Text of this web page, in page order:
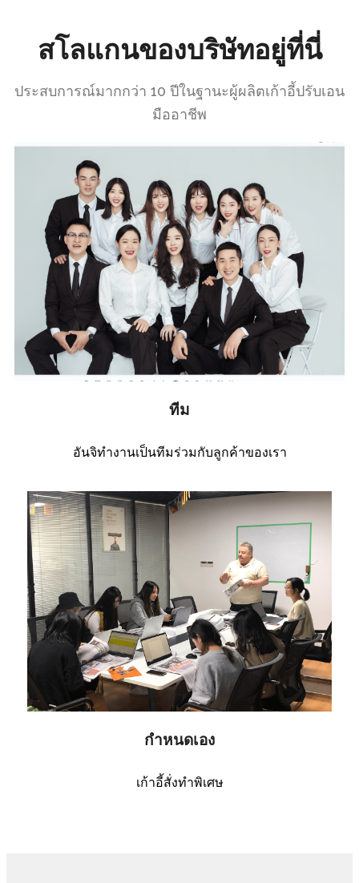
สโลแกนของบริษัทอยู่ที่นี่
ประสบการณ์มากกว่า 10 ปีในฐานะผู้ผลิตเก้าอี้ปรับเอน
มืออาชีพ
ทีม
อันจิทำงานเป็นทีมร่วมกับลูกค้าของเรา
กำหนดเอง
เก้าอี้สั่งทำพิเศษ